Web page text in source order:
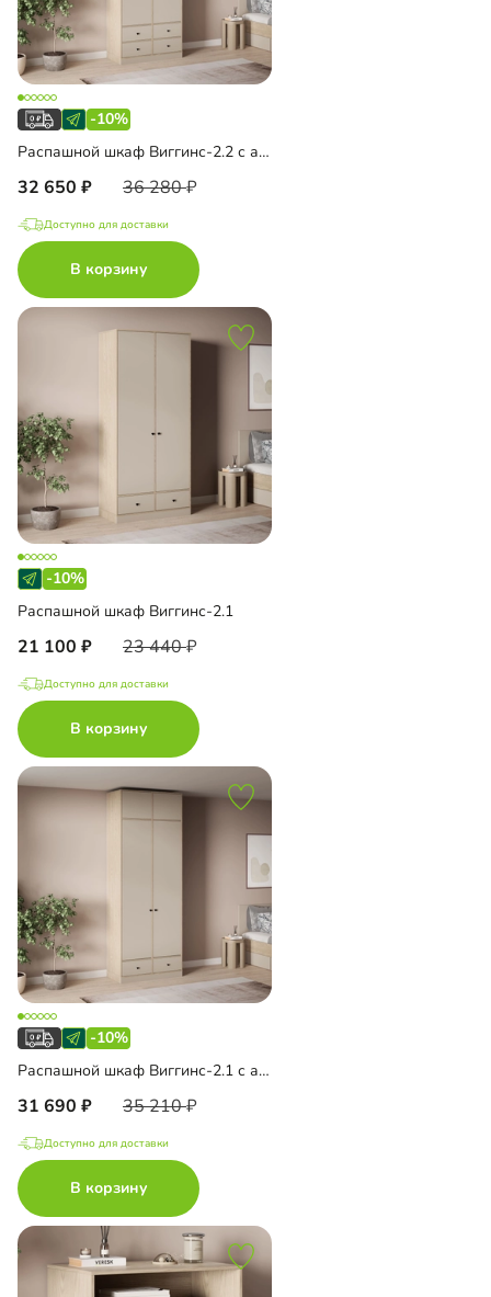
-10%
Распашной шкаф Виггинс-2.2 с антресолью
32 650 36 280
Доступно для доставки
В корзину
-10%
Распашной шкаф Виггинс-2.1
21 100 23 440
Доступно для доставки
В корзину
-10%
Распашной шкаф Виггинс-2.1 с антресолью
31 690 35 210
Доступно для доставки
В корзину